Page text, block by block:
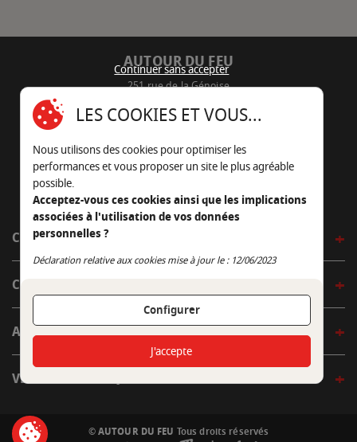
AUTOUR DU FEU
251 rue de la Génoise
05 45 22 98 09
Nous envoyer un e-mail
CÔTÉ OUTDOOR
CÔTÉ INDOOR
AUTOUR DE LA TABLE
VENIR EN BOUTIQUE
© AUTOUR DU FEU Tous droits réservés
Continuer sans accepter
LES COOKIES ET VOUS...
Nous utilisons des cookies pour optimiser les
performances et vous proposer un site le plus agréable
possible.
Acceptez-vous ces cookies ainsi que les implications
associées à l'utilisation de vos données
personnelles ?
Déclaration relative aux cookies mise à jour le : 12/06/2023
Configurer
Continuer sans accepter
J'accepte